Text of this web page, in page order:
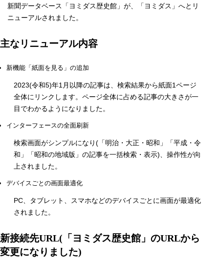
新聞データベース「ヨミダス歴史館」が、「ヨミダス」へとリ
ニューアルされました。
主なリニューアル内容
新機能「紙面を見る」の追加
2023(令和5)年1月以降の記事は、検索結果から紙面1ページ
全体にリンクします。ページ全体に占める記事の大きさが一
目でわかるようになりました。
インターフェースの全面刷新
検索画面がシンプルになり(「明治・大正・昭和」「平成・令
和」「昭和の地域版」の記事を一括検索・表示)、操作性が向
上されました。
デバイスごとの画面最適化
PC、タブレット、スマホなどのデバイスごとに画面が最適化
されました。
新接続先URL(「ヨミダス歴史館」のURLから
変更になりました)